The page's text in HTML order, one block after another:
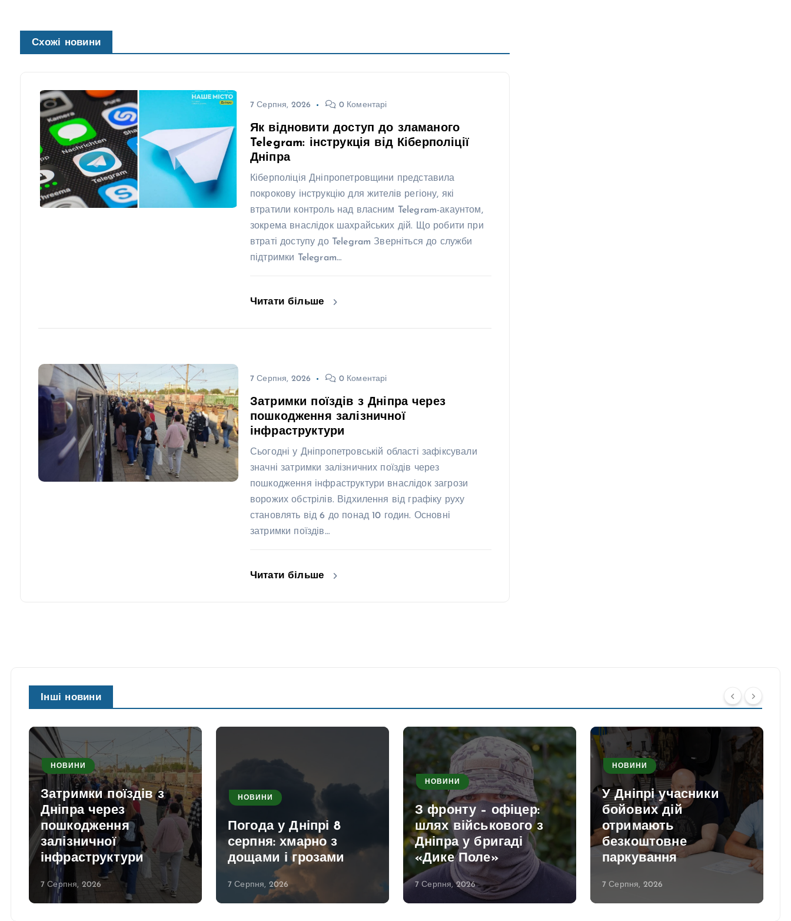
Схожі новини
7 Серпня, 2026 0 Коментарі
Як відновити доступ до зламаного
Telegram: інструкція від Кіберполіції
Дніпра
Кіберполіція Дніпропетровщини представила
покрокову інструкцію для жителів регіону, які
втратили контроль над власним Telegram-акаунтом,
зокрема внаслідок шахрайських дій. Що робити при
втраті доступу до Telegram Зверніться до служби
підтримки Telegram…
Читати більше
7 Серпня, 2026 0 Коментарі
Затримки поїздів з Дніпра через
пошкодження залізничної
інфраструктури
Сьогодні у Дніпропетровській області зафіксували
значні затримки залізничних поїздів через
пошкодження інфраструктури внаслідок загрози
ворожих обстрілів. Відхилення від графіку руху
становлять від 6 до понад 10 годин. Основні
затримки поїздів…
Читати більше
Інші новини
НОВИНИ
Затримки поїздів з
Дніпра через
пошкодження
залізничної
інфраструктури
7 Серпня, 2026
НОВИНИ
Погода у Дніпрі 8
серпня: хмарно з
дощами і грозами
7 Серпня, 2026
НОВИНИ
З фронту – офіцер:
шлях військового з
Дніпра у бригаді
«Дике Поле»
7 Серпня, 2026
НОВИНИ
У Дніпрі учасники
бойових дій
отримають
безкоштовне
паркування
7 Серпня, 2026